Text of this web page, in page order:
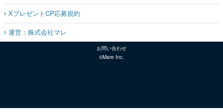
XプレゼントCP応募規約
運営：株式会社マレ
お問い合わせ
©Mare Inc.